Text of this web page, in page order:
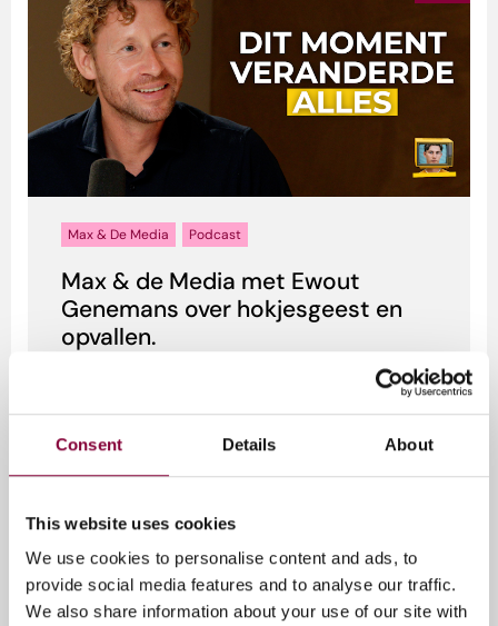
Consent Details About
This website uses cookies
We use cookies to personalise content and ads, to
provide social media features and to analyse our traffic.
We also share information about your use of our site with
Max & De Media Podcast
Max & de Media met Ewout
Genemans over hokjesgeest en
opvallen.
Genemans vertelt hoe hij begon als acteur in
Zoop en vervolgens uitgroeide tot presentator
1 juli 2026